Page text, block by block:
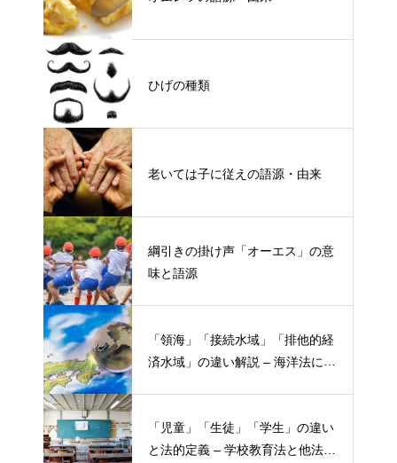
ひげの種類
老いては子に従えの語源・由来
綱引きの掛け声「オーエス」の意
味と語源
「領海」「接続水域」「排他的経
済水域」の違い解説 – 海洋法にお
「児童」「生徒」「学生」の違い
と法的定義 – 学校教育法と他法律